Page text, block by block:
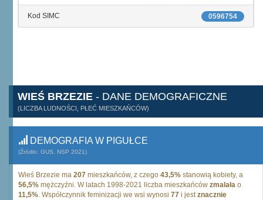
0596754
Kod SIMC
WIEŚ BRZEZIE - DANE DEMOGRAFICZNE
(LICZBA LUDNOŚCI, PŁEĆ MIESZKAŃCÓW)
DEMOGRAFIA W PIGUŁCE
(Źródło: GUS, NSP 2021)
Wieś Brzezie ma 207 mieszkańców, z czego 43,5% stanowią kobiety, a
56,5% mężczyźni. W latach 1998-2021 liczba mieszkańców zmalała o
11,5%. Współczynnik feminizacji we wsi wynosi 77 i jestznacznie